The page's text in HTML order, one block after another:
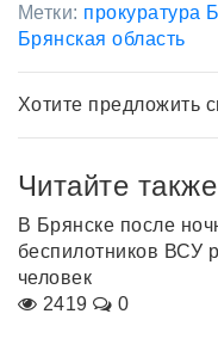
Метки: прокуратура
Брянская область
Хотите предложить
Читайте также
В Брянске после
беспилотников ВСУ
человек
2419
0